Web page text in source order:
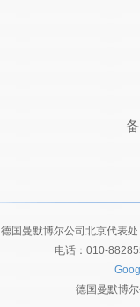
德国曼默博尔公司北京代表处
电话：010-
德国曼默博